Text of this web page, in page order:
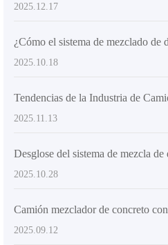
2025.12.17
2025.10.18
2025.11.13
2025.10.28
2025.09.12